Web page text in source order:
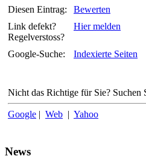
Diesen Eintrag:
Bewerten
Link defekt?
Regelverstoss?
Hier melden
Google-Suche: Indexierte Seiten
Nicht das Richtige für Sie? Suchen
Google | Web | Yahoo
News